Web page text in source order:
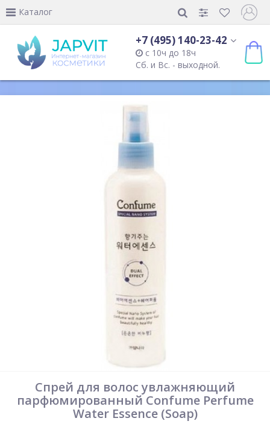
Каталог
+7 (495) 140-23-42
с 10ч до 18ч
Сб. и Вс. - выходной.
Спрей для волос увлажняющий
парфюмированный Confume Perfume
Water Essence (Soap)